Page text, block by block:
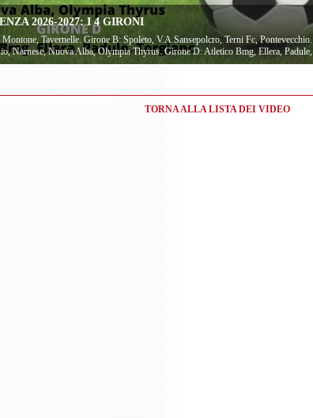
2026-2027: I 4 GIRONI
Tavernelle. Girone B: Spoleto, V.A.Sansepolcro, Terni Fc, Pontevecchio.
Narnese, Nuova Alba, Olympia Thyrus. Girone D: Atletico Bmg, Ellera, Padule,
TORNA ALLA LISTA DEI VIDEO